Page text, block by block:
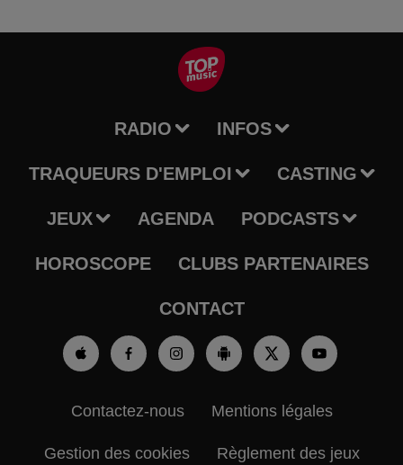
RADIO INFOS
TRAQUEURS D'EMPLOI CASTING
JEUX AGENDA PODCASTS
HOROSCOPE CLUBS PARTENAIRES
CONTACT
Contactez-nous Mentions légales
Gestion des cookies Règlement des jeux